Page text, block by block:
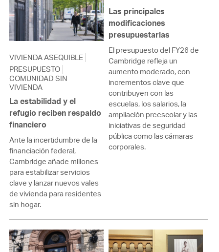
VIVIENDA ASEQUIBLE
PRESUPUESTO
COMUNIDAD SIN
VIVIENDA
La estabilidad y el
refugio reciben respaldo
financiero
Ante la incertidumbre de la
financiación federal,
Cambridge añade millones
para estabilizar servicios
clave y lanzar nuevos vales
de vivienda para residentes
sin hogar.
Las principales
modificaciones
presupuestarias
El presupuesto del FY26 de
Cambridge refleja un
aumento moderado, con
incrementos clave que
contribuyen con las
escuelas, los salarios, la
ampliación preescolar y las
iniciativas de seguridad
pública como las cámaras
corporales.